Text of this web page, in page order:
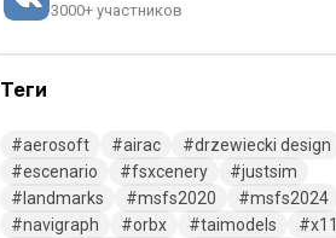
3000+ участников
Теги
aerosoft airac
drzewiecki design
escenario
fsxcenery
justsim
landmarks
msfs2020
msfs2024
navigraph
orbx taimodels
x11